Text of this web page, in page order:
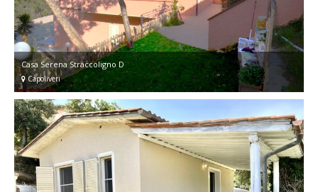
Casa Serena Straccoligno D
Capoliveri